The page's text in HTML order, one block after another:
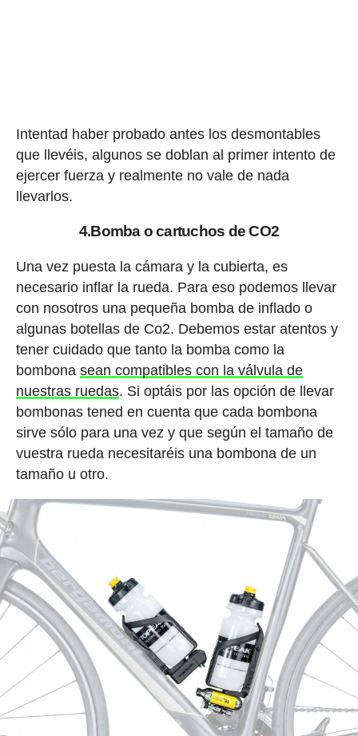
Intentad haber probado antes los desmontables
que llevéis, algunos se doblan al primer intento de
ejercer fuerza y realmente no vale de nada
llevarlos.
4.Bomba o cartuchos de CO2
Una vez puesta la cámara y la cubierta, es
necesario inflar la rueda. Para eso podemos llevar
con nosotros una pequeña bomba de inflado o
algunas botellas de Co2. Debemos estar atentos y
tener cuidado que tanto la bomba como la
bombona sean compatibles con la válvula de
nuestras ruedas. Si optáis por las opción de llevar
bombonas tened en cuenta que cada bombona
sirve sólo para una vez y que según el tamaño de
vuestra rueda necesitaréis una bombona de un
tamaño u otro.